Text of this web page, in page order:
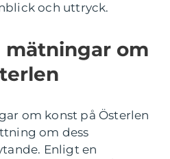
och uttryck.
mätningar om
om konst på Österlen
om dess
Enligt en